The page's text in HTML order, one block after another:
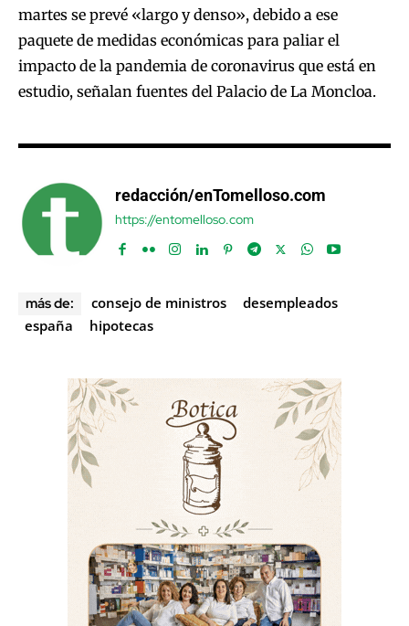
martes se prevé «largo y denso», debido a ese
paquete de medidas económicas para paliar el
impacto de la pandemia de coronavirus que está en
estudio, señalan fuentes del Palacio de La Moncloa.
redacción/enTomelloso.com
https://entomelloso.com
más de: consejo de ministros
desempleados
españa
hipotecas